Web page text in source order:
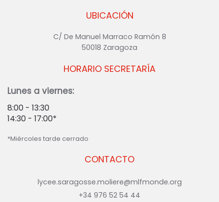
UBICACIÓN
C/ De Manuel Marraco Ramón 8
50018 Zaragoza
CONTACTO
lycee.saragosse.moliere@mlfmonde.org
+34 976 52 54 44
HORARIO SECRETARÍA
Lunes a viernes:
8:00 - 13:30
14:30 - 17:00*
*Miércoles tarde cerrado